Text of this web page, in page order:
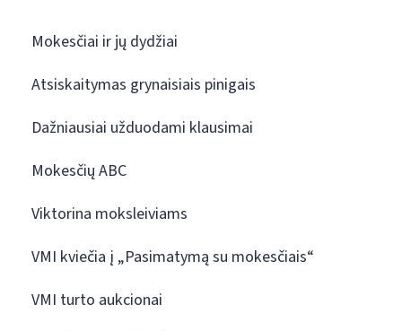
Mokesčiai ir jų dydžiai
Atsiskaitymas grynaisiais pinigais
Dažniausiai užduodami klausimai
Mokesčių ABC
Viktorina moksleiviams
VMI kviečia į „Pasimatymą su mokesčiais“
VMI turto aukcionai